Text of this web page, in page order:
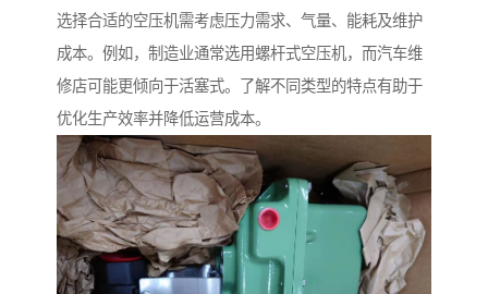
选择合适的空压机需考虑压力需求、气量、能耗及维护
成本。例如，制造业通常选用螺杆式空压机，而汽车维
修店可能更倾向于活塞式。了解不同类型的特点有助于
优化生产效率并降低运营成本。